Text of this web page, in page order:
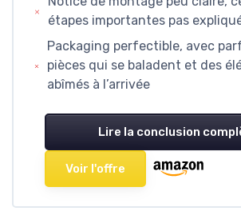
étapes importantes pas
Packaging perfectible, avec
pièces qui se baladent et des
abîmés à l’arrivée
Lire la conclusion
Voir l'offre